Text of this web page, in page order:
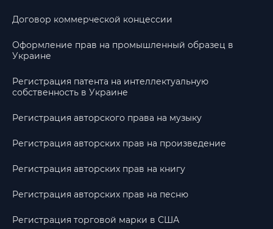
Договор коммерческой концессии
Оформление прав на промышленный образец в
Украине
Регистрация патента на интеллектуальную
собственность в Украине
Регистрация авторского права на музыку
Регистрация авторских прав на произведение
Регистрация авторских прав на книгу
Регистрация авторских прав на песню
Регистрация торговой марки в США